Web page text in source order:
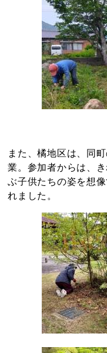
また、橘地区は、同
業。参加者からは、
ぶ子供たちの姿を想
れました。